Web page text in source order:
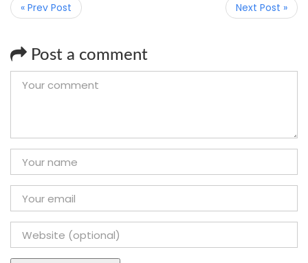
« Prev Post Next Post »
Post a comment